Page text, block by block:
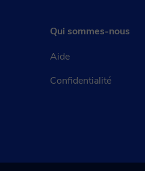
Qui sommes-nous
Aide
Confidentialité